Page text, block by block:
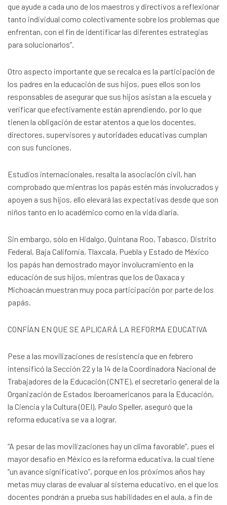
que ayude a cada uno de los maestros y directivos a reflexionar
tanto individual como colectivamente sobre los problemas que
enfrentan, con el fin de identificar las diferentes estrategias
para solucionarlos”.
Otro aspecto importante que se recalca es la participación de
los padres en la educación de sus hijos, pues ellos son los
responsables de asegurar que sus hijos asistan a la escuela y
verificar que efectivamente están aprendiendo, por lo que
tienen la obligación de estar atentos a que los docentes,
directores, supervisores y autoridades educativas cumplan
con sus funciones.
Estudios internacionales, resalta la asociación civil, han
comprobado que mientras los papás estén más involucrados y
apoyen a sus hijos, ello elevará las expectativas desde que son
niños tanto en lo académico como en la vida diaria.
Sin embargo, sólo en Hidalgo, Quintana Roo, Tabasco, Distrito
Federal, Baja California, Tlaxcala, Puebla y Estado de México
los papás han demostrado mayor involucramiento en la
educación de sus hijos, mientras que los de Oaxaca y
Michoacán muestran muy poca participación por parte de los
papás.
CONFÍAN EN QUE SE APLICARÁ LA REFORMA EDUCATIVA
Pese a las movilizaciones de resistencia que en febrero
intensificó la Sección 22 y la 14 de la Coordinadora Nacional de
Trabajadores de la Educación (CNTE), el secretario general de la
Organización de Estados Iberoamericanos para la Educación,
la Ciencia y la Cultura (OEI), Paulo Speller, aseguró que la
reforma educativa se va a lograr.
“A pesar de las movilizaciones hay un clima favorable”, pues el
mayor desafío en México es la reforma educativa, la cual tiene
“un avance significativo”, porque en los próximos años hay
metas muy claras de evaluar al sistema educativo, en el que los
docentes pondrán a prueba sus habilidades en el aula, a fin de